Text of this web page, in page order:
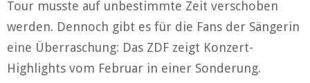
Tour musste auf unbestimmte Zeit verschoben
werden. Dennoch gibt es für die Fans der Sängerin
eine Überraschung: Das ZDF zeigt Konzert-
Highlights vom Februar in einer Sonderung.